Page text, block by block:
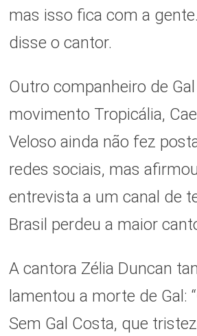
mas isso fica com a
disse o cantor.
Outro companheiro de
movimento Tropicália,
Veloso ainda não fez
redes sociais, mas
entrevista a um canal de
Brasil perdeu a maior
A cantora Zélia Duncan
lamentou a morte de Gal:
Sem Gal Costa, que